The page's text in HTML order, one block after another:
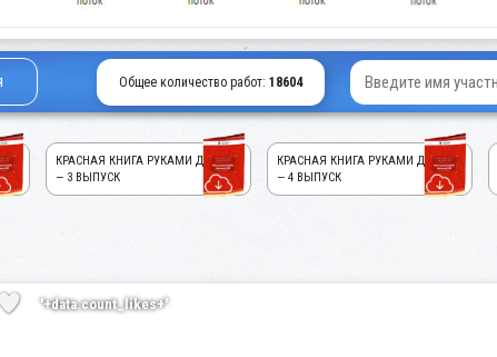
Общее количество работ: 18604
КРАСНАЯ КНИГА РУКАМИ ДЕТЕЙ!
— 3 ВЫПУСК
КРАСНАЯ КНИГА РУКАМИ ДЕТЕЙ!
— 4 ВЫПУСК
'+data.count_likes+'